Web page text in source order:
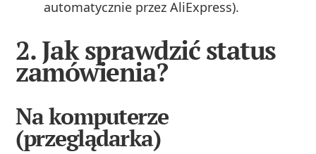
automatycznie przez AliExpress).
2. Jak sprawdzić status
zamówienia?
Na komputerze
(przeglądarka)